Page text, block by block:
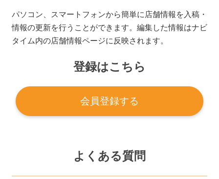
パソコン、スマートフォンから簡単に店舗情報を入稿・
情報の更新を行うことができます。編集した情報はナビ
タイム内の店舗情報ページに反映されます。
登録はこちら
会員登録する
よくある質問